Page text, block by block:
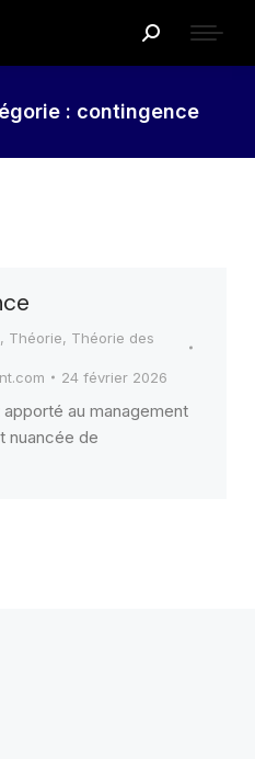
Recherche
:
: contingence
, Théorie, Théorie des
24 février 2026
au management
nuancée de